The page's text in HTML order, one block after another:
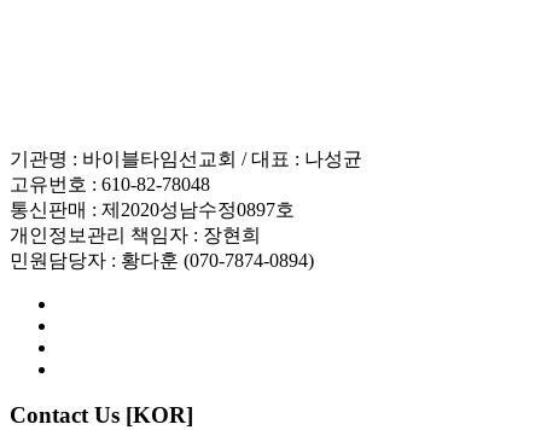
기관명 : 바이블타임선교회 / 대표 : 나성균
고유번호 : 610-82-78048
통신판매 : 제2020성남수정0897호
개인정보관리 책임자 : 장현희
민원담당자 : 황다훈 (070-7874-0894)
Contact Us [KOR]